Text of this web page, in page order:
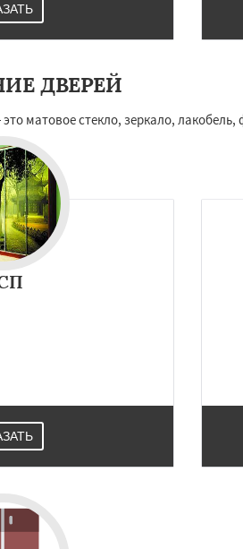
ДВЕРЕЙ
матовое стекло, зеркало, лакобель,